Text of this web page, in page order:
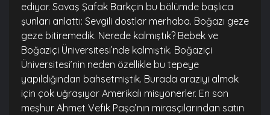
ediyor. Savaş Şafak Barkçin bu bölümde başlıca
şunları anlattı: Sevgili dostlar merhaba. Boğazı geze
geze bitiremedik. Nerede kalmıştık? Bebek ve
Boğaziçi Üniversitesi’nde kalmıştık. Boğaziçi
Üniversitesi’nin neden özellikle bu tepeye
yapıldığından bahsetmiştik. Burada araziyi almak
için çok uğraşıyor Amerikalı misyonerler. En son
meşhur Ahmet Vefik Paşa’nın mirasçılarından satın